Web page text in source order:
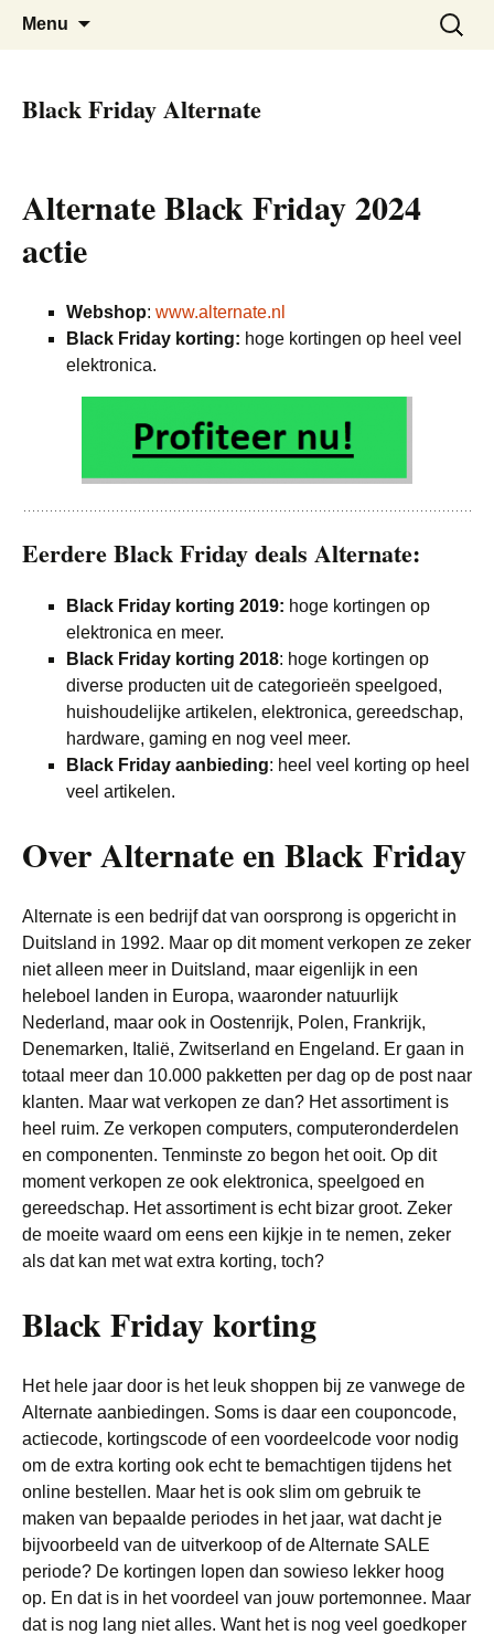
Black Friday Super SALE
De beste kortingen bij elkaar!
Menu
Zoeken
naar:
Black Friday Alternate
Alternate Black Friday 2024
actie
Webshop: www.alternate.nl
Black Friday korting: hoge kortingen op heel veel
elektronica.
Eerdere Black Friday deals Alternate:
Black Friday korting 2019: hoge kortingen op
elektronica en meer.
Black Friday korting 2018: hoge kortingen op
diverse producten uit de categorieën speelgoed,
huishoudelijke artikelen, elektronica, gereedschap,
hardware, gaming en nog veel meer.
Black Friday aanbieding: heel veel korting op heel
veel artikelen.
Over Alternate en Black Friday
Alternate is een bedrijf dat van oorsprong is opgericht in
Duitsland in 1992. Maar op dit moment verkopen ze zeker
niet alleen meer in Duitsland, maar eigenlijk in een
heleboel landen in Europa, waaronder natuurlijk
Nederland, maar ook in Oostenrijk, Polen, Frankrijk,
Denemarken, Italië, Zwitserland en Engeland. Er gaan in
totaal meer dan 10.000 pakketten per dag op de post naar
klanten. Maar wat verkopen ze dan? Het assortiment is
heel ruim. Ze verkopen computers, computeronderdelen
en componenten. Tenminste zo begon het ooit. Op dit
moment verkopen ze ook elektronica, speelgoed en
gereedschap. Het assortiment is echt bizar groot. Zeker
de moeite waard om eens een kijkje in te nemen, zeker
als dat kan met wat extra korting, toch?
Black Friday korting
Het hele jaar door is het leuk shoppen bij ze vanwege de
Alternate aanbiedingen. Soms is daar een couponcode,
actiecode, kortingscode of een voordeelcode voor nodig
om de extra korting ook echt te bemachtigen tijdens het
online bestellen. Maar het is ook slim om gebruik te
maken van bepaalde periodes in het jaar, wat dacht je
bijvoorbeeld van de uitverkoop of de Alternate SALE
periode? De kortingen lopen dan sowieso lekker hoog
op. En dat is in het voordeel van jouw portemonnee. Maar
dat is nog lang niet alles. Want het is nog veel goedkoper